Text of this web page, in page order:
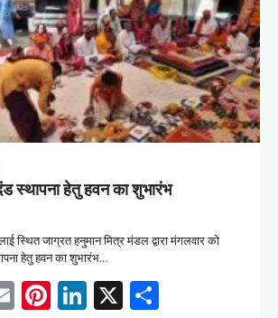
स्थापना हेतु हवन का शुभारंभ
स्थित जाग्रत हनुमान मित्र मंडल द्वारा मंगलवार को
हेतु हवन का शुभारंभ…
EmailPinterest
LinkedIn
X